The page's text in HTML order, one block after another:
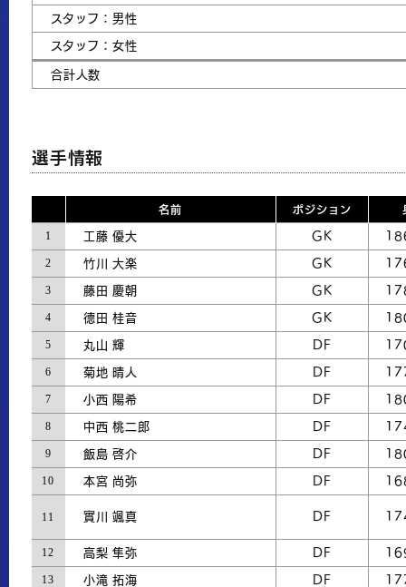
スタッフ：男性
スタッフ：女性
合計人数
選手情報
名前 ポジション
1 工藤 優大 GK
2 竹川 大楽 GK
3 藤田 慶朝 GK
4 德田 桂音 GK
5 丸山 輝 DF
6 菊地 晴人 DF
7 小西 陽希 DF
8 中西 桃二郎 DF
9 飯島 啓介 DF
10 本宮 尚弥 DF
11 實川 颯真 DF
12 高梨 隼弥 DF
13 小滝 拓海 DF